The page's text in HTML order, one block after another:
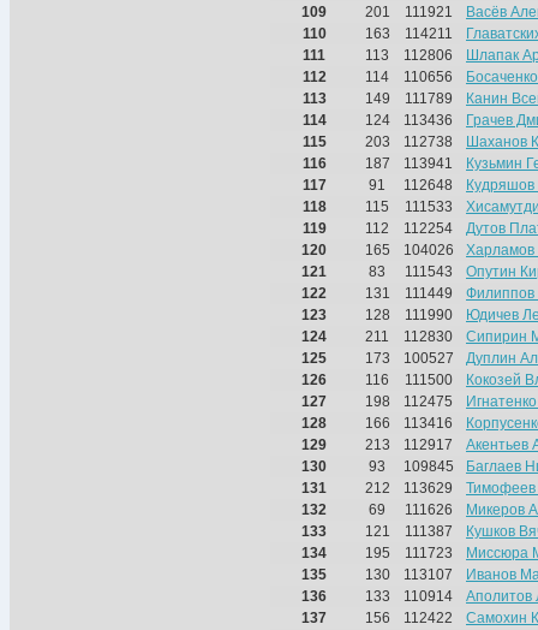
109
201 111921
Васёв
110
163 114211
111
113 112806
Шлапак
112
114 110656
113
149 111789
Канин
114
124 113436
Грачев
115
203 112738
Шаханов
116
187 113941
Кузьмин
117
91 112648
Кудряшов
118
115 111533
119
112 112254
Дутов
120
165 104026
Харламов
121
83 111543
Опутин
122
131 111449
Филиппов
123
128 111990
Юдичев
124
211 112830
Сипирин
125
173 100527
Дуплин
126
116 111500
Кокозей
127
198 112475
128
166 113416
129
213 112917
Акентьев
130
93 109845
Баглаев
131
212 113629
132
69 111626
Микеров
133
121 111387
Кушков
134
195 111723
Миссюра
135
130 113107
Иванов
136
133 110914
Аполитов
137
156 112422
Самохин